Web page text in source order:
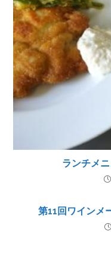
ランチメ
第11回ワインメ